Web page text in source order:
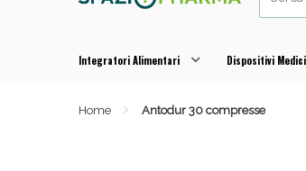
Integratori Alimentari Dispositivi Medici
Home Antodur 30 compresse